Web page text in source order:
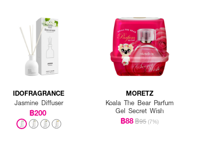
IDOFRAGRANCE
Jasmine Diffuser
฿200
MORETZ
Koala The Bear Parfum
Gel Secret Wish
฿88฿95 (7%)